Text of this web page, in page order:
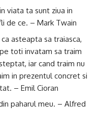
viata ta sunt ziua in
de ce. – Mark Twain
asteapta sa traiasca,
toti invatam sa traim
iar cand traim nu
in prezentul concret si
– Emil Cioran
paharul meu. – Alfred